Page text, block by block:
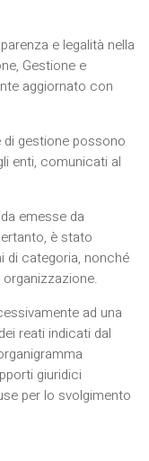
e legalità nella
Gestione e
aggiornato con
di gestione possono
enti, comunicati al
emesse da
è stato
di categoria, nonché
ad una
reati indicati dal
giuridici
per lo svolgimento